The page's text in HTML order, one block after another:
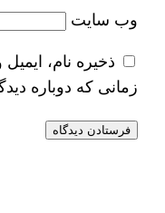
وب‌ سایت
ذخیره نام،
زمانی که دوباره